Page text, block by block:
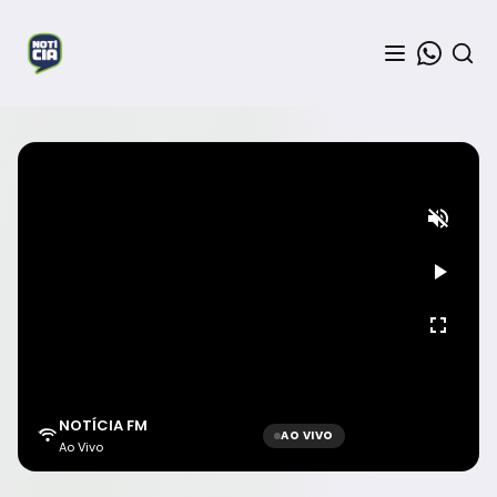
NOTÍCIA FM
Ao Vivo
AO VIVO